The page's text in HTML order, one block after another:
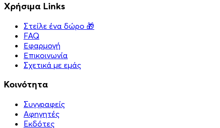
Χρήσιμα Links
Στείλε ένα δώρο 🎁
FAQ
Εφαρμογή
Επικοινωνία
Σχετικά με εμάς
Κοινότητα
Συγγραφείς
Αφηγητές
Eκδότες